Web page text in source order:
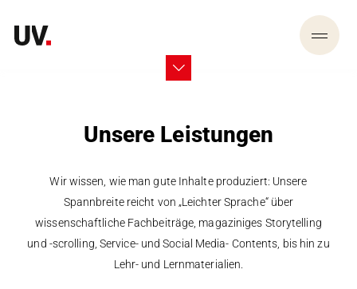
Unsere Leistungen
Wir wissen, wie man gute Inhalte produziert: Unsere
Spannbreite reicht von „Leichter Sprache“ über
wissenschaftliche Fachbeiträge, magaziniges Storytelling
und -scrolling, Service- und Social Media- Contents, bis hin zu
Lehr- und Lernmaterialien.